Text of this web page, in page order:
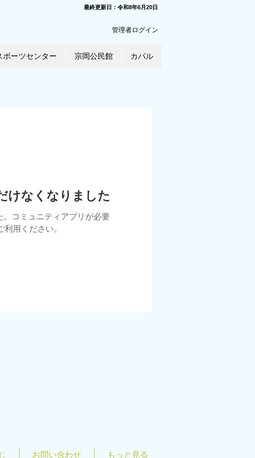
​最終更新日：令和8年6月20日
管理者ログイン
ポーツセンター 宗岡公民館 カパル
けなくなりました
コミュニティアプリが必要
用ください。
お問い合わせ もっと見る